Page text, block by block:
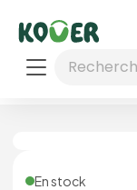
En stock